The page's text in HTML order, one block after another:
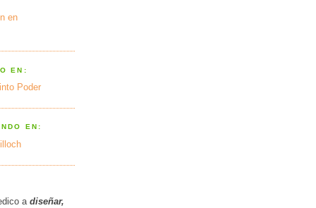
en
EN:
Poder
EN:
a diseñar,